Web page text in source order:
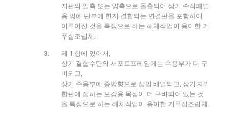
지판의 일측 또는 양측으로 돌출되어 상기 수직패널
용 멍에 단부에 힌지 결합되는 연결판을 포함하여
이루어진 것을 특징으로 하는 해체작업이 용이한 거
푸집조립체.
제 1 항에 있어서,
상기 결합수단의 서포트프레임에는 수용부가 더 구
비되고,
상기 수용부에 종방향으로 삽입 배열되고, 상기 제2
합판에 접하는 보강용 목심이 더 구비되어 있는 것
을 특징으로 하는 해체작업이 용이한 거푸집조립체.